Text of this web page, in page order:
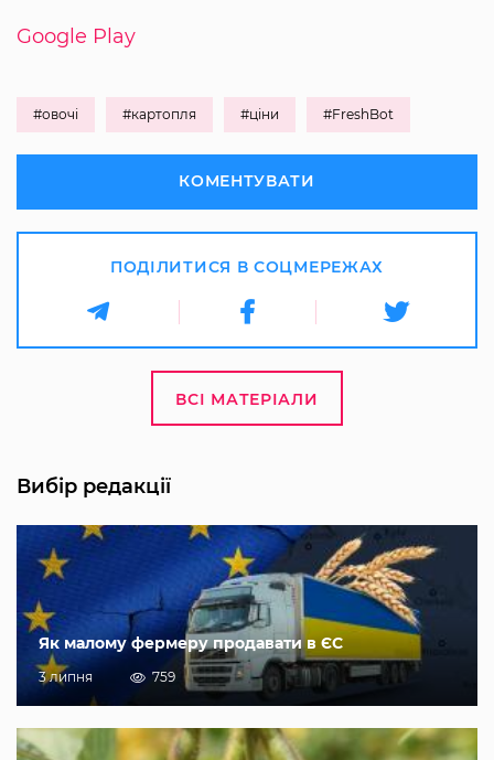
Google Play
#овочі #картопля #ціни #FreshBot
КОМЕНТУВАТИ
ПОДІЛИТИСЯ В СОЦМЕРЕЖАХ
ВСІ МАТЕРІАЛИ
Вибір редакції
Як малому фермеру продавати в ЄС
3 липня 759